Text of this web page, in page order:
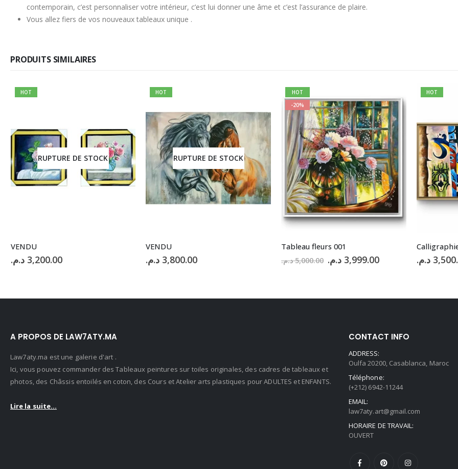
contemporain, c’est personnaliser votre intérieur, c’est lui donner une âme et c’est l’assurance de plaire.
Vous allez fiers de vos nouveaux tableaux unique .
PRODUITS SIMILAIRES
HOT
RUPTURE DE STOCK
VENDU
3,200.00 د.م.
HOT
RUPTURE DE STOCK
VENDU
3,800.00 د.م.
HOT
-20%
Tableau fleurs 001
5,000.00 د.م. Le
prix
5,000.00 د.م..
3,999.00 د.م. Le
3,999.00 د.م..
HOT
د.م.
A PROPOS DE LAW7ATY.MA
Law7aty.ma est une galerie d'art .
Ici, vous pouvez commander des Tableaux peintures sur toiles originales, des cadres de tableaux et
photos, des Châssis entoilés en coton, des Cours et Atelier arts plastiques pour ADULTES et ENFANTS.
Lire la suite...
CONTACT INFO
ADDRESS:
Oulfa 20200, Casablanca, Maroc
Téléphone:
(+212) 6942-11244
EMAIL:
law7aty.art@gmail.com
HORAIRE DE TRAVAIL:
OUVERT